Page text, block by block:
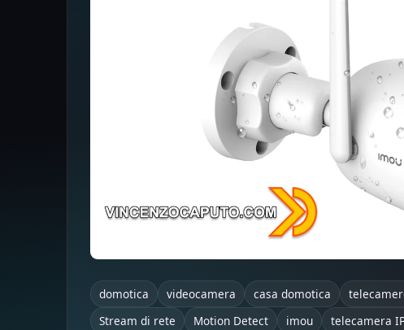
domotica videocamera casa domotica
Stream di rete
Motion Detect imou telecamera